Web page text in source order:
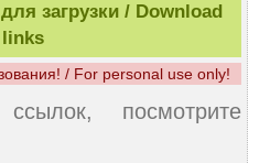
загрузки / Download
links
/ For personal use only!
посмотрите